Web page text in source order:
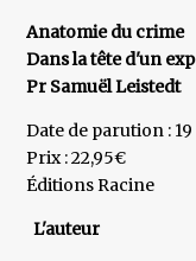
Anatomie du crime
Dans la tête d'un
Pr Samuël Leistedt
Date de parution :
Prix : 22,95€
Éditions Racine
L'auteur